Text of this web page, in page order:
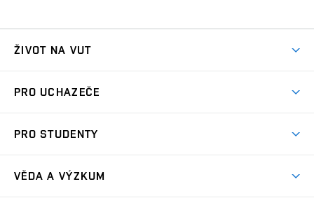
ŽIVOT NA VUT
Koleje
Sport na VUT
PRO UCHAZEČE
Dny otevřených dveří
PRO STUDENTY
VĚDA A VÝZKUM